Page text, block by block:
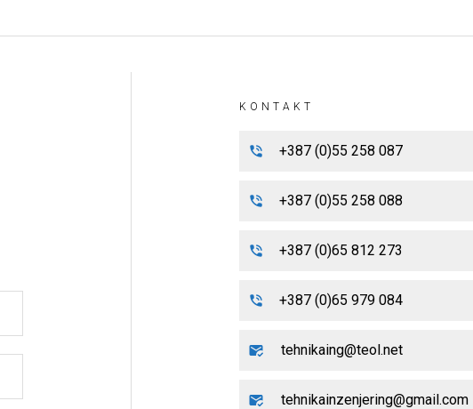
KONTAKT
+387 (0)55 258 087
+387 (0)55 258 088
+387 (0)65 812 273
+387 (0)65 979 084
tehnikaing@teol.net
tehnikainzenjering@gmail.com